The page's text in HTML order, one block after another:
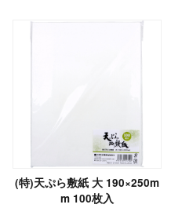
(特)天ぷら敷紙 大 190×250m
m 100枚入